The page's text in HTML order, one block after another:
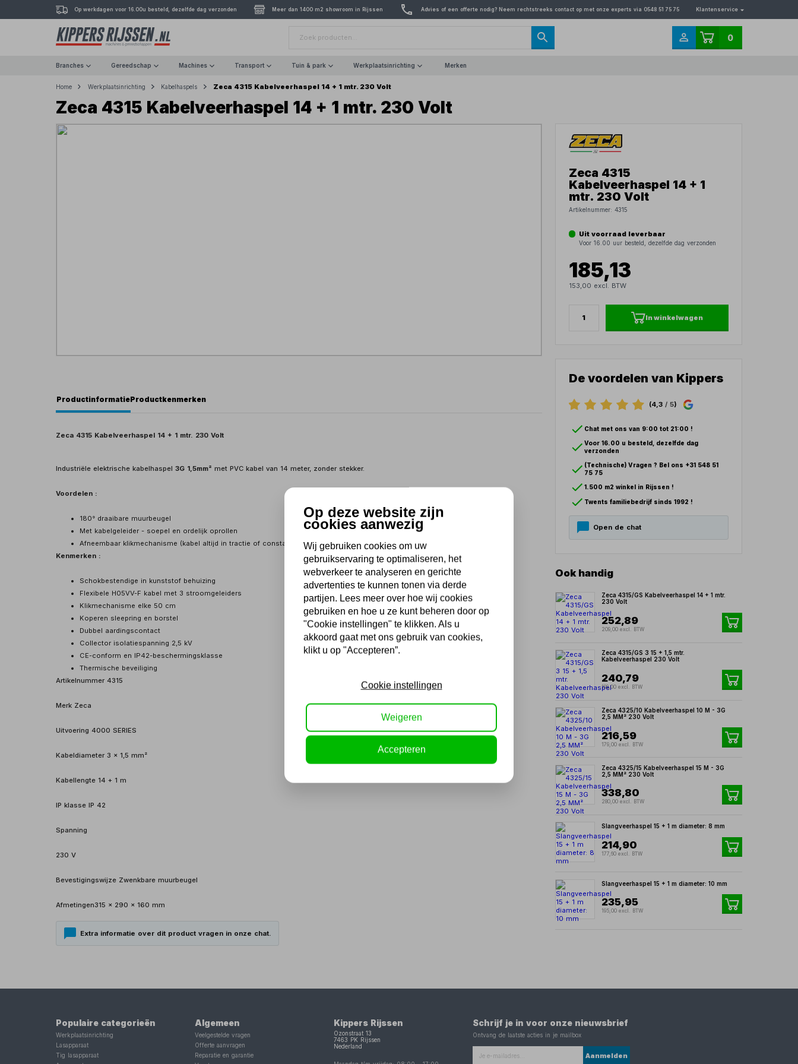
Op werkdagen voor 16.00u besteld, dezelfde dag verzonden Meer dan 1400 m2 showroom in Rijssen Advies of een offerte nodig? Neem rechtstreeks contact op met onze experts via 0548 51 75 75 Klantenservice
0
Branches Gereedschap Machines Transport Tuin & park Werkplaatsinrichting Merken
Home Werkplaatsinrichting Kabelhaspels Zeca 4315 Kabelveerhaspel 14 + 1 mtr. 230 Volt
Zeca 4315 Kabelveerhaspel 14 + 1 mtr. 230 Volt
ProductinformatieProductkenmerken
Zeca 4315 Kabelveerhaspel 14 + 1 mtr. 230 Volt
Industriële elektrische kabelhaspel3G 1,5mm² met PVC kabel van 14 meter, zonder stekker.
Voordelen :
180° draaibare muurbeugel
Met kabelgeleider - soepel en ordelijk oprollen
Afneembaar klikmechanisme (kabel altijd in tractie of constante terugkeer)
Kenmerken :
Schokbestendige in kunststof behuizing
Flexibele H05VV-F kabel met 3 stroomgeleiders
Klikmechanisme elke 50 cm
Koperen sleepring en borstel
Dubbel aardingscontact
Collector isolatiespanning 2,5 kV
CE-conform en IP42-beschermingsklasse
Thermische beveiliging
Artikelnummer 4315
Merk Zeca
Uitvoering 4000 SERIES
Kabeldiameter 3 x 1,5 mm²
Kabellengte 14 + 1 m
IP klasse IP 42
Spanning
230 V
Bevestigingswijze Zwenkbare muurbeugel
Afmetingen315 x 290 x 160 mm
Extra informatie over dit product vragen in onze chat.
Zeca 4315
Kabelveerhaspel 14 + 1
mtr. 230 Volt
Artikelnummer:4315
Uit voorraad leverbaar
Voor 16.00 uur besteld, dezelfde dag verzonden
185,13
153,00 excl. BTW
In winkelwagen
De voordelen van Kippers
(4,3/ 5)
Chat met ons van 9:00 tot 21:00 !
Voor 16.00 u besteld, dezelfde dag
verzonden
(Technische) Vragen ? Bel ons +31 548 51
75 75
1.500 m2 winkel in Rijssen !
Twents familiebedrijf sinds 1992 !
Open de chat
Ook handig
Zeca 4315/GS Kabelveerhaspel 14 + 1 mtr.
230 Volt
252,89
209,00 excl. BTW
Zeca 4315/GS 3 15 + 1,5 mtr.
Kabelveerhaspel 230 Volt
240,79
199,00 excl. BTW
Zeca 4325/10 Kabelveerhaspel 10 M - 3G
2,5 MM² 230 Volt
216,59
179,00 excl. BTW
Zeca 4325/15 Kabelveerhaspel 15 M - 3G
2,5 MM² 230 Volt
338,80
280,00 excl. BTW
Slangveerhaspel 15 + 1 m diameter: 8 mm
214,90
177,60 excl. BTW
Slangveerhaspel 15 + 1 m diameter: 10 mm
235,95
195,00 excl. BTW
Populaire categorieën
Werkplaatsinrichting
Lasapparaat
Tig lasapparaat
Algemeen
Veelgestelde vragen
Offerte aanvragen
Reparatie en garantie
Kippers Rijssen
Ozonstraat 13
7463 PK
Rijssen
Nederland
Schrijf je in voor onze nieuwsbrief
Ontvang de laatste acties in je mailbox
Aanmelden
Op deze website zijn
cookies aanwezig
Wij gebruiken cookies om uw
gebruikservaring te optimaliseren, het
webverkeer te analyseren en gerichte
advertenties te kunnen tonen via derde
partijen. Lees meer over hoe wij cookies
gebruiken en hoe u ze kunt beheren door op
"Cookie instellingen" te klikken. Als u
akkoord gaat met ons gebruik van cookies,
klikt u op "Accepteren”.
Cookie instellingen
Weigeren
Accepteren